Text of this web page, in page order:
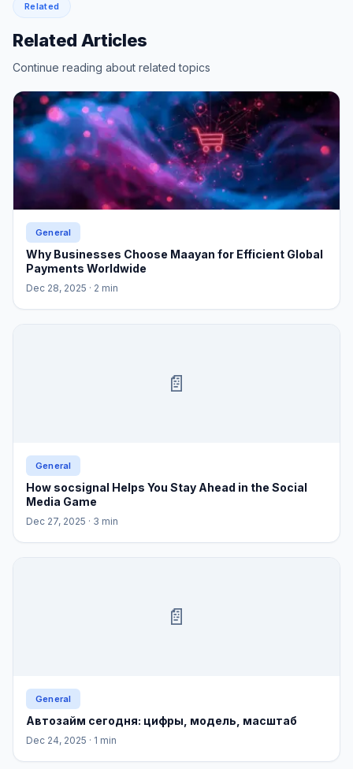
Related
Related Articles
Continue reading about related topics
General
Why Businesses Choose Maayan for Efficient Global
Payments Worldwide
Dec 28, 2025 · 2 min
📄
General
How socsignal Helps You Stay Ahead in the Social
Media Game
Dec 27, 2025 · 3 min
📄
General
Автозайм сегодня: цифры, модель, масштаб
Dec 24, 2025 · 1 min